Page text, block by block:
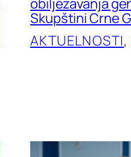
Skupštini Crne
AKTUELNOSTI